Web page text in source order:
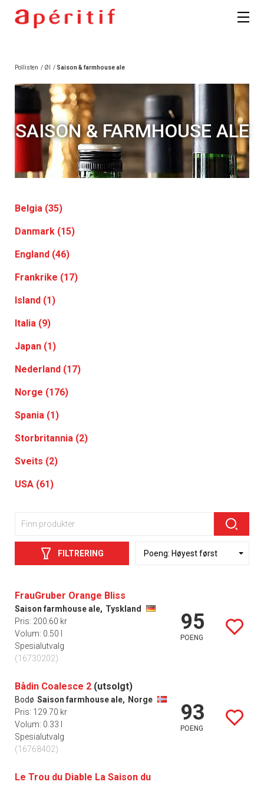
Pollisten / Øl / Saison & farmhouse ale
SAISON & FARMHOUSE ALE
Belgia (35)
Danmark (15)
England (46)
Frankrike (17)
Island (1)
Italia (9)
Japan (1)
Nederland (17)
Norge (176)
Spania (1)
Storbritannia (2)
Sveits (2)
USA (61)
FILTRERING
FrauGruber Orange Bliss
Saison farmhouse ale, Tyskland
Pris: 200.60 kr
Volum: 0.50 l
Spesialutvalg
(16730202)
95
POENG
Bådin Coalesce 2 (utsolgt)
Bodø Saison farmhouse ale, Norge
Pris: 129.70 kr
Volum: 0.33 l
Spesialutvalg
(16768402)
93
POENG
Le Trou du Diable La Saison du